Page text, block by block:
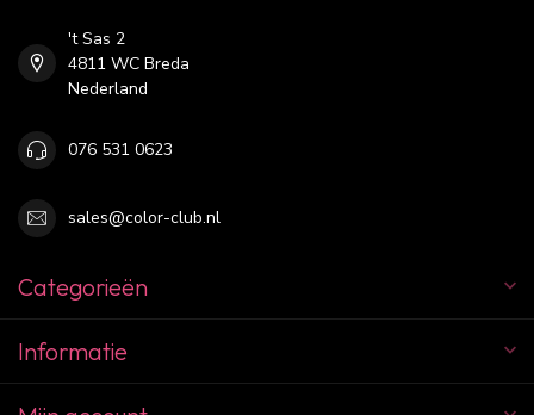
't Sas 2
4811 WC Breda
Nederland
076 531 0623
sales@color-club.nl
Categorieën
Informatie